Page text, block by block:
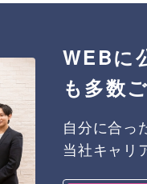
WEBに
も多数
自分に合っ
当社キャリ